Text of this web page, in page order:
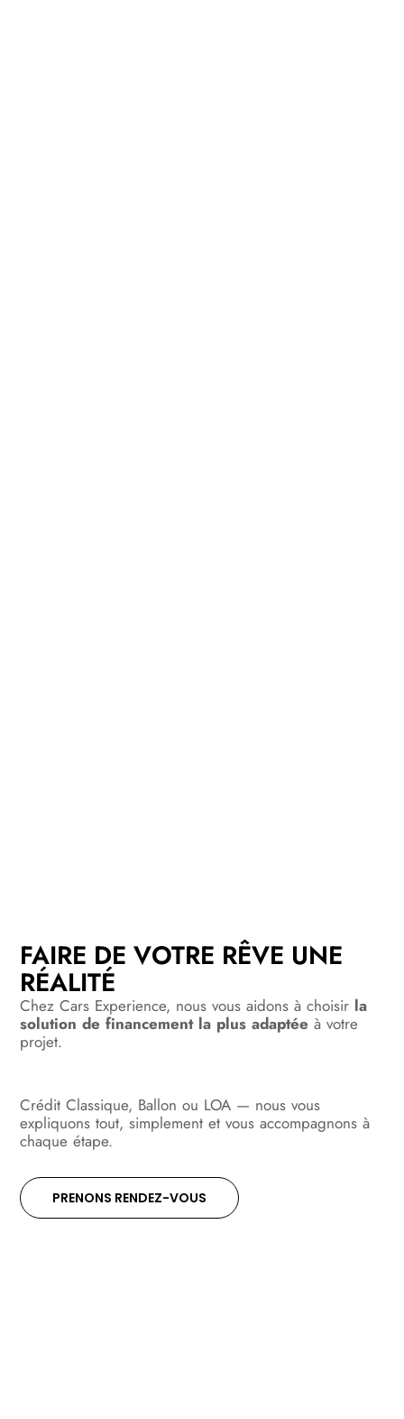
FAIRE DE VOTRE RÊVE UNE
RÉALITÉ
Chez Cars Experience, nous vous aidons à choisir la
solution de financement la plus adaptée à votre
projet.
Crédit Classique, Ballon ou LOA — nous vous
expliquons tout, simplement et vous accompagnons à
chaque étape.
PRENONS RENDEZ-VOUS